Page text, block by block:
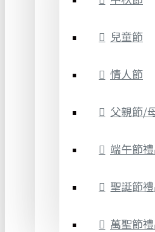
兒童節
情人節
父親節/
端午節
聖誕節
萬聖節